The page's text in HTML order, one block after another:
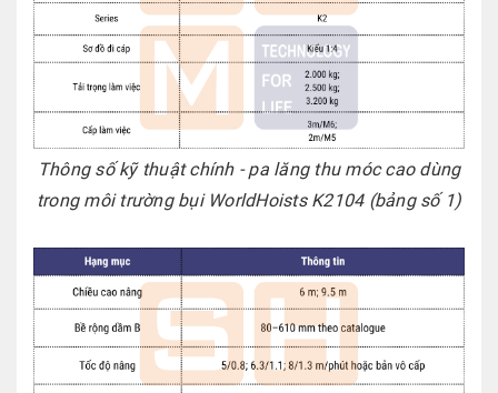
Thông số kỹ thuật chính - pa lăng thu móc cao dùng
trong môi trường bụi WorldHoists K2104 (bảng số 1)